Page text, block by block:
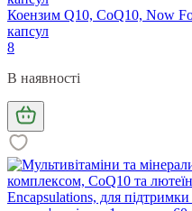
Коензим Q10, CoQ10, Now
капсул
8
В наявності